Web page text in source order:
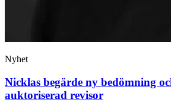
Nyhet
Nicklas begärde ny bedömning
auktoriserad revisor